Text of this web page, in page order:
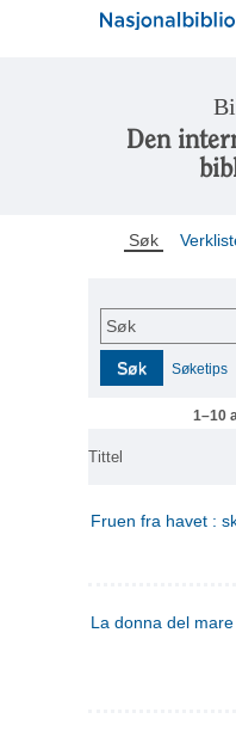
Den
Søk
Søk
Søk Søketips
1–10
Tittel
Fruen fra havet :
La donna del mare